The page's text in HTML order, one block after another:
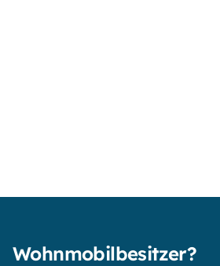
Wohnmobilbesitzer?